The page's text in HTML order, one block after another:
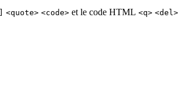
<quote> <code> et le code HTML <q> <del>